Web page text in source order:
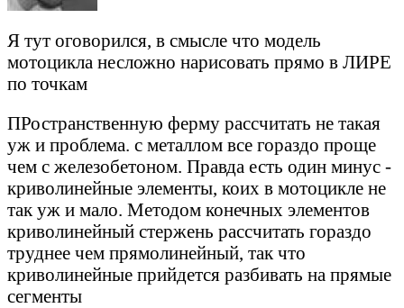
Я тут оговорился, в смысле что модель
мотоцикла несложно нарисовать прямо в ЛИРЕ
по точкам
ПРостранственную ферму рассчитать не такая
уж и проблема. с металлом все гораздо проще
чем с железобетоном. Правда есть один минус -
криволинейные элементы, коих в мотоцикле не
так уж и мало. Методом конечных элементов
криволинейный стержень рассчитать гораздо
труднее чем прямолинейный, так что
криволинейные прийдется разбивать на прямые
сегменты